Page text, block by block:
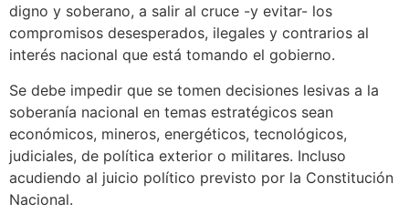
digno y soberano, a salir al cruce -y evitar- los
compromisos desesperados, ilegales y contrarios al
interés nacional que está tomando el gobierno.
Se debe impedir que se tomen decisiones lesivas a la
soberanía nacional en temas estratégicos sean
económicos, mineros, energéticos, tecnológicos,
judiciales, de política exterior o militares. Incluso
acudiendo al juicio político previsto por la Constitución
Nacional.